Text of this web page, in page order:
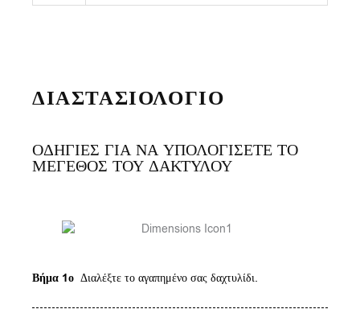
ΔΙΑΣΤΑΣΙΟΛΟΓΙΟ
ΟΔΗΓΙΕΣ ΓΙΑ ΝΑ ΥΠΟΛΟΓΙΣΕΤΕ ΤΟ
ΜΕΓΕΘΟΣ ΤΟΥ ΔΑΚΤΥΛΟΥ
Βήμα 1ο Διαλέξτε το αγαπημένο σας δαχτυλίδι.